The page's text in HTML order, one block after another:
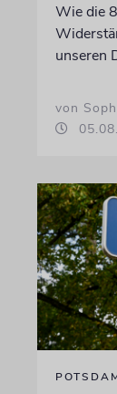
Wie die
unseren
von